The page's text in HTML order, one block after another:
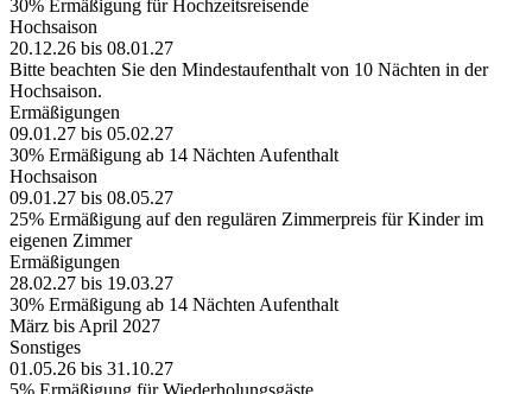
30% Ermäßigung für Hochzeitsreisende
Hochsaison
20.12.26 bis 08.01.27
Bitte beachten Sie den Mindestaufenthalt von 10 Nächten in der
Hochsaison.
Ermäßigungen
09.01.27 bis 05.02.27
30% Ermäßigung ab 14 Nächten Aufenthalt
Hochsaison
09.01.27 bis 08.05.27
25% Ermäßigung auf den regulären Zimmerpreis für Kinder im
eigenen Zimmer
Ermäßigungen
28.02.27 bis 19.03.27
30% Ermäßigung ab 14 Nächten Aufenthalt
März bis April 2027
Sonstiges
01.05.26 bis 31.10.27
5% Ermäßigung für Wiederholungsgäste